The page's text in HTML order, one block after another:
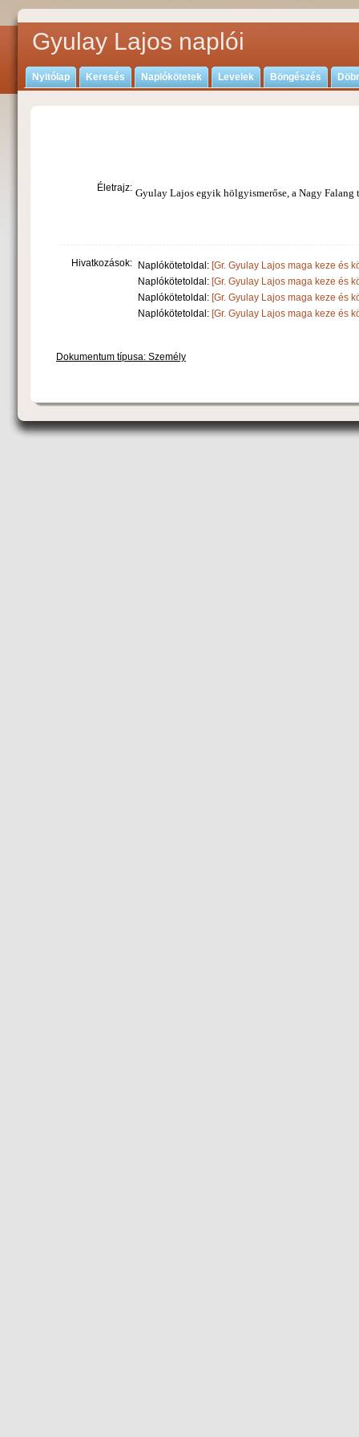
Gyulay Lajos naplói
Nyitólap Keresés Naplókötetek Levelek Böngészés
Életrajz: Gyulay Lajos egyik hölgyismerőse, a Nagy Falang
Hivatkozások: Naplókötetoldal: [Gr. Gyulay Lajos maga keze és
Naplókötetoldal: [Gr. Gyulay Lajos maga keze és
Naplókötetoldal: [Gr. Gyulay Lajos maga keze és
Naplókötetoldal: [Gr. Gyulay Lajos maga keze és
Dokumentum típusa: Személy